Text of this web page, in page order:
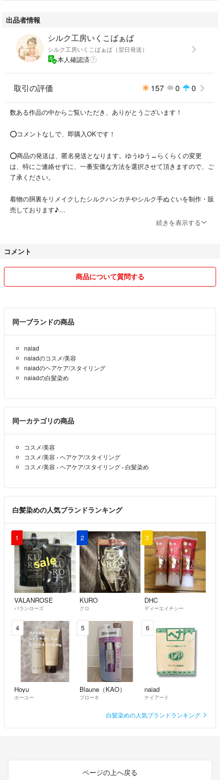
たします。
ゆうパケットポスト（匿名配送/ポスト投函）にて発送予定です。
【容量】
100g✕4
【品質】
原産国 インド
ヘンナ100％
【ヘナの染め方（Amazonより）】
お風呂より少し熱め（45℃くらい）のお湯でマヨネーズ程の固さのペース
トを作ります。
塗ります。
ラップをぴったり巻き、ラップの上からドライヤーで2~3分温めます。
白髪染め
トリートメント
エイジングケア
#ナイアード
#コスメ/美容
#ヘアケア/スタイリング
#カラーリング剤
出品者情報
シルク工房いくこばぁば
シルク工房いくこばぁば（翌日発送）
本人確認済
取引の評価 157 0 0
数ある作品の中からご覧いただき、ありがとうございます！
⭕️コメントなしで、即購入OKです！
⭕️商品の発送は、匿名発送となります。ゆうゆう↔らくらくの変更
は、特にご連絡せずに、一番安価な方法を選択させて頂きますので、ご
了承ください。
着物の胴裏をリメイクしたシルクハンカチやシルク手ぬぐいを制作・販
売しております♪
す！
シルクを身近に感じていただけるよう、お求めやすい価格でお届けしま
素人検品ですので、万が一、商品に不備がございましたら【評価前に】
ご連絡下さい！
誠意を持って対応させていただきます！
丁寧な対応を心がけていますので、どうぞよろしくお願いします！
続きを表示する
コメント
商品について質問する
同一ブランドの商品
naiad
naiadのコスメ/美容
naiadのヘアケア/スタイリング
naiadの白髪染め
同一カテゴリの商品
コスメ/美容
コスメ/美容 › ヘアケア/スタイリング
コスメ/美容 › ヘアケア/スタイリング › 白髪染め
白髪染めの人気ブランドランキング
1
VALANROSE
バランローズ
2
KURO
クロ
3
DHC
ディーエイチシー
4
Hoyu
ホーユー
5
Blaune（KAO）
ブローネ
6
naiad
ナイアード
白髪染めの人気ブランドランキング
ページの上へ戻る